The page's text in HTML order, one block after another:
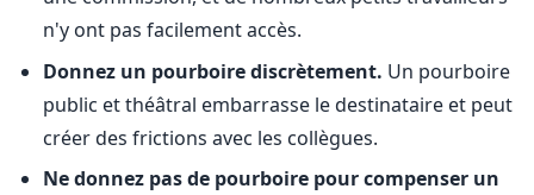
n'y ont pas facilement accès.
Donnez un pourboire discrètement. Un pourboire
public et théâtral embarrasse le destinataire et peut
créer des frictions avec les collègues.
Ne donnez pas de pourboire pour compenser un